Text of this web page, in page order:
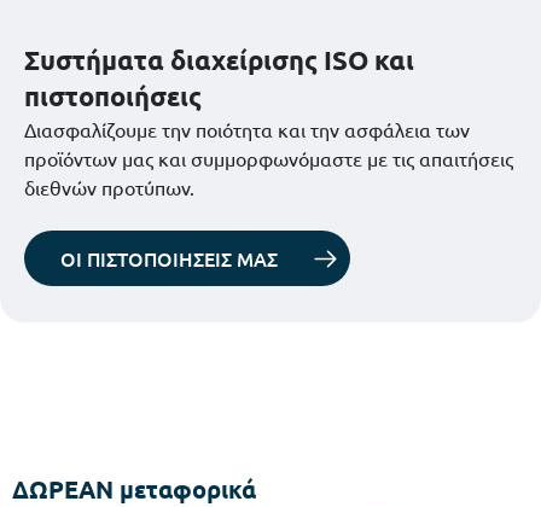
Συστήματα διαχείρισης ISO και
πιστοποιήσεις
Διασφαλίζουμε την ποιότητα και την ασφάλεια των
προϊόντων μας και συμμορφωνόμαστε με τις απαιτήσεις
διεθνών προτύπων.
ΟΙ ΠΙΣΤΟΠΟΙΗΣΕΙΣ ΜΑΣ
ΔΩΡΕΑΝ μεταφορικά